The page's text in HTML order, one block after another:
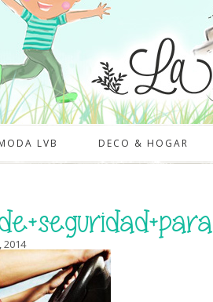
LVB DECO & HOGAR
2014